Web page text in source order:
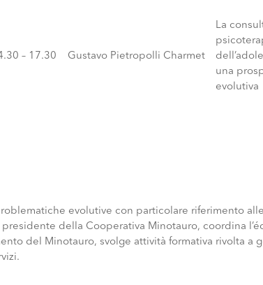
– 17.30 Gustavo Pietropolli Charmet
La
una
evolutiva
evolutive con particolare riferimento
della Cooperativa Minotauro, coordina
del Minotauro, svolge attività formativa rivolta a